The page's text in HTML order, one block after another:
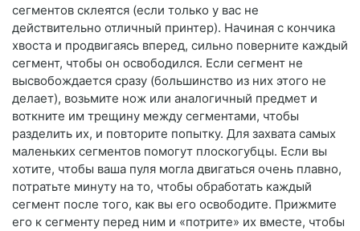
сегментов склеятся (если только у вас не
действительно отличный принтер). Начиная с кончика
хвоста и продвигаясь вперед, сильно поверните каждый
сегмент, чтобы он освободился. Если сегмент не
высвобождается сразу (большинство из них этого не
делает), возьмите нож или аналогичный предмет и
воткните им трещину между сегментами, чтобы
разделить их, и повторите попытку. Для захвата самых
маленьких сегментов помогут плоскогубцы. Если вы
хотите, чтобы ваша пуля могла двигаться очень плавно,
потратьте минуту на то, чтобы обработать каждый
сегмент после того, как вы его освободите. Прижмите
его к сегменту перед ним и «потрите» их вместе, чтобы